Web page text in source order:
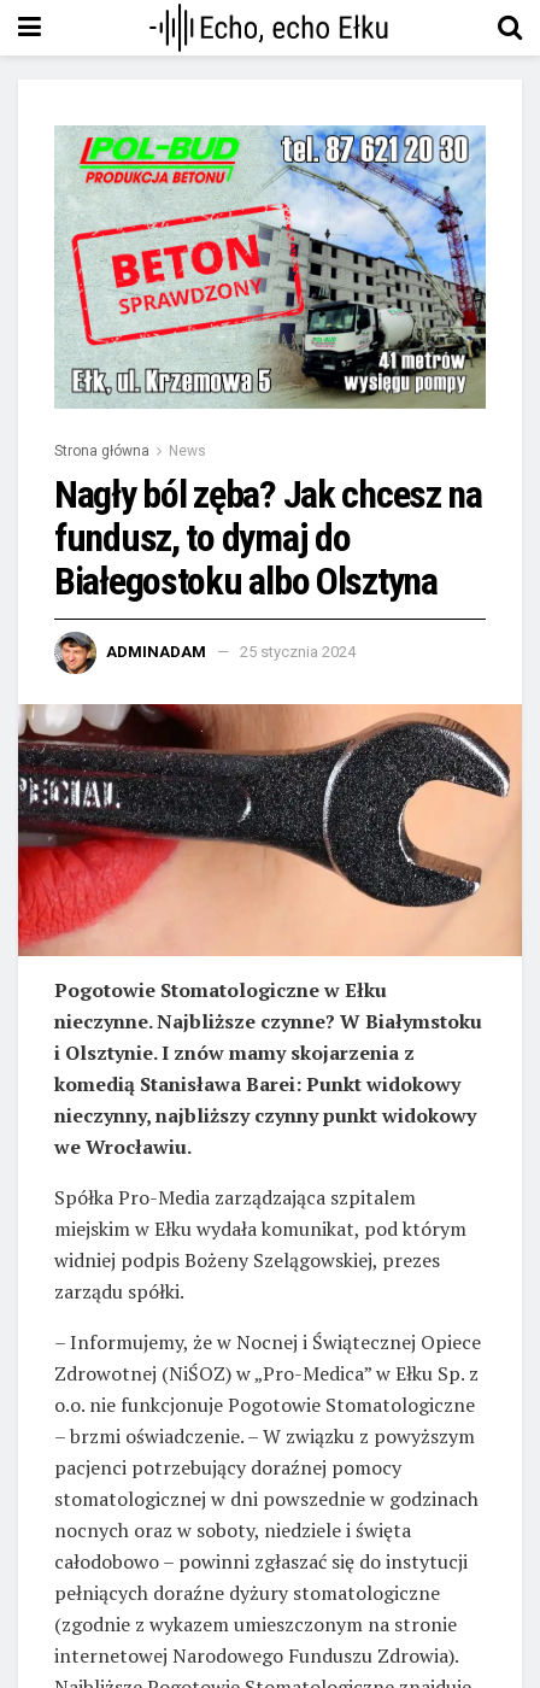
Strona główna News
Nagły ból zęba? Jak chcesz na
fundusz, to dymaj do
Białegostoku albo Olsztyna
ADMINADAM 25 stycznia 2024
Pogotowie Stomatologiczne w Ełku
nieczynne. Najbliższe czynne? W Białymstoku
i Olsztynie. I znów mamy skojarzenia z
komedią Stanisława Barei: Punkt widokowy
nieczynny, najbliższy czynny punkt widokowy
we Wrocławiu.
Spółka Pro-Media zarządzająca szpitalem
miejskim w Ełku wydała komunikat, pod którym
widniej podpis Bożeny Szelągowskiej, prezes
zarządu spółki.
– Informujemy, że w Nocnej i Świątecznej Opiece
Zdrowotnej (NiŚOZ) w „Pro-Medica” w Ełku Sp. z
o.o. nie funkcjonuje Pogotowie Stomatologiczne
– brzmi oświadczenie. – W związku z powyższym
pacjenci potrzebujący doraźnej pomocy
stomatologicznej w dni powszednie w godzinach
nocnych oraz w soboty, niedziele i święta
całodobowo – powinni zgłaszać się do instytucji
pełniących doraźne dyżury stomatologiczne
(zgodnie z wykazem umieszczonym na stronie
internetowej Narodowego Funduszu Zdrowia).